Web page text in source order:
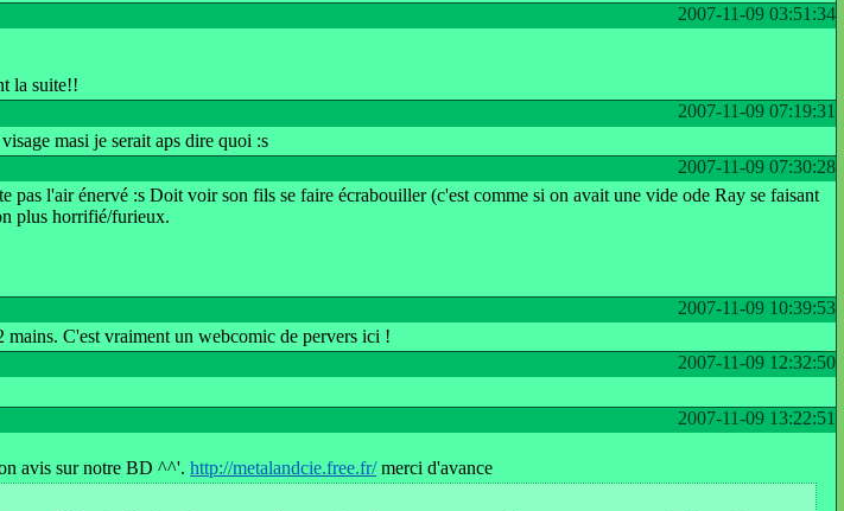
2007-11-09 03:51:34
la suite!!
2007-11-09 07:19:31
masi je serait aps dire quoi :s
2007-11-09 07:30:28
pas l'air énervé :s Doit voir son fils se faire écrabouiller (c'est comme si on avait une vide ode Ray se faisant
plus horrifié/furieux.
2007-11-09 10:39:53
mains. C'est vraiment un webcomic de pervers ici !
2007-11-09 12:32:50
2007-11-09 13:22:51
avis sur notre BD ^^'.http://metalandcie.free.fr/merci d'avance